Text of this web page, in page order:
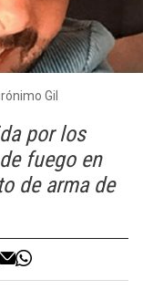
Gil
por los
fuego en
de arma de